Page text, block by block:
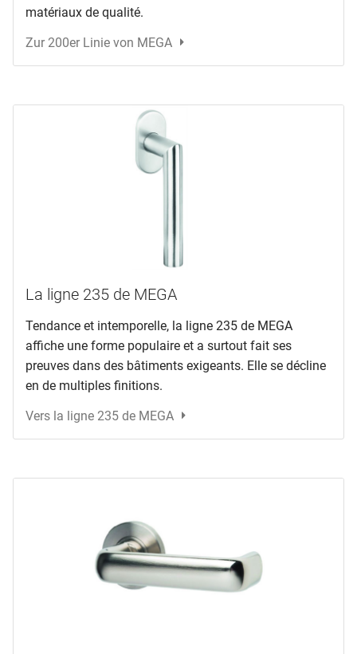
matériaux de qualité.
Zur 200er Linie von MEGA
La ligne 235 de MEGA
Tendance et intemporelle, la ligne 235 de MEGA
affiche une forme populaire et a surtout fait ses
preuves dans des bâtiments exigeants. Elle se décline
en de multiples finitions.
Vers la ligne 235 de MEGA